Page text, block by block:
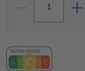
alle